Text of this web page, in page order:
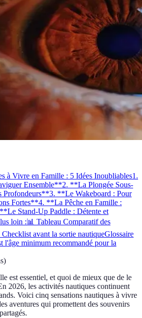
à Vivre en Famille : 5 Idées Inoubliables1.
Ensemble**2. **La Plongée Sous-
Profondeurs**3. **Le Wakeboard : Pour
Fortes**4. **La Pêche en Famille :
Stand-Up Paddle : Détente et
loin :📊 Tableau Comparatif des
avant la sortie nautiqueGlossaire
l'âge minimum recommandé pour la
)
est essentiel, et quoi de mieux que de le
2026, les activités nautiques continuent
Voici cinq sensations nautiques à vivre
aventures qui promettent des souvenirs